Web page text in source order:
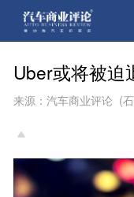
Uber或将被迫
来源：汽车商业评论 (